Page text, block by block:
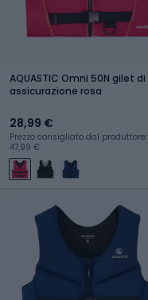
AQUASTIC Omni 50N gilet di
assicurazione rosa
28,99 €
Prezzo consigliato dal produttore:
47,99 €